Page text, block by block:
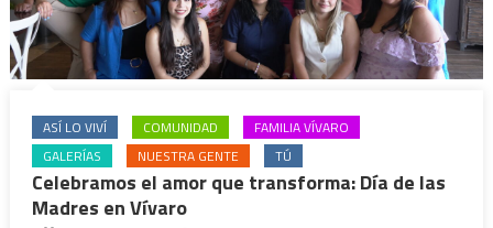
ASÍ LO VIVÍ COMUNIDAD
FAMILIA VÍVARO
GALERÍAS
NUESTRA GENTE TÚ
Celebramos el amor que transforma: Día de las
Madres en Vívaro